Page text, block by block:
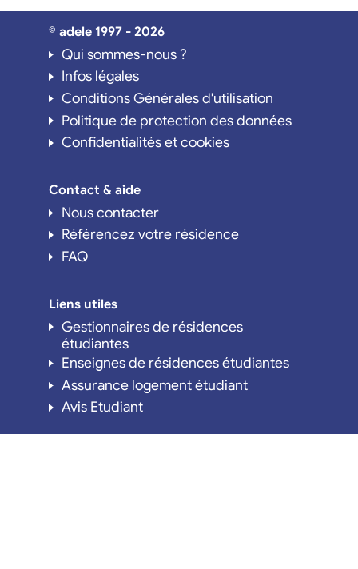
© adele 1997 - 2026
Qui sommes-nous ?
Infos légales
Conditions Générales d'utilisation
Politique de protection des données
Confidentialités et cookies
Contact & aide
Nous contacter
Référencez votre résidence
FAQ
Liens utiles
Gestionnaires de résidences
étudiantes
Enseignes de résidences étudiantes
Assurance logement étudiant
Avis Etudiant